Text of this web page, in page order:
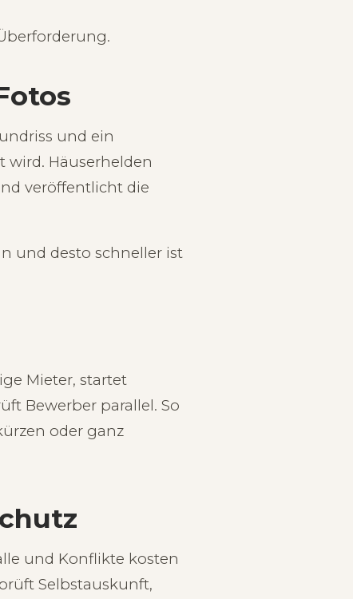
und ein
wird. Häuserhelden
veröffentlicht die
und desto schneller ist
Mieter, startet
Bewerber parallel. So
oder ganz
und Konflikte kosten
Selbstauskunft,